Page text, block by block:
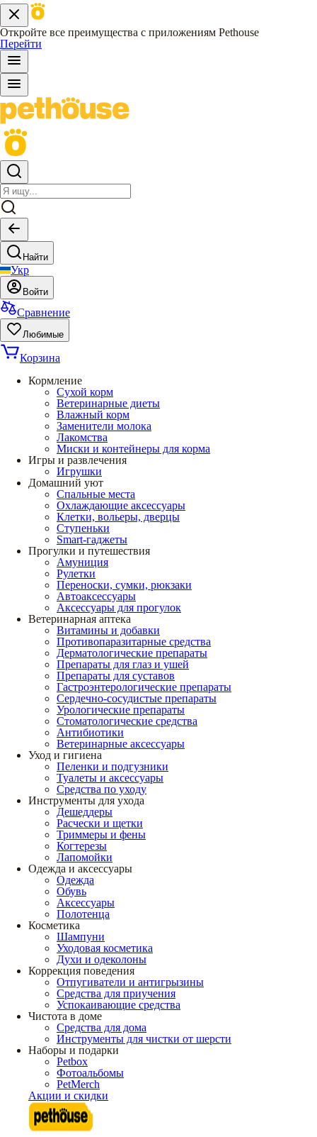
Откройте все преимущества с приложениям Pethouse
Перейти
Найти
Укр
Войти
Сравнение
Любимые
Корзина
Кормление
Сухой корм
Ветеринарные диеты
Влажный корм
Заменители молока
Лакомства
Миски и контейнеры для корма
Игры и развлечения
Игрушки
Домашний уют
Спальные места
Охлаждающие аксессуары
Клетки, вольеры, дверцы
Ступеньки
Smart-гаджеты
Прогулки и путешествия
Амуниция
Рулетки
Переноски, сумки, рюкзаки
Автоаксессуары
Аксессуары для прогулок
Ветеринарная аптека
Витамины и добавки
Противопаразитарные средства
Дерматологические препараты
Препараты для глаз и ушей
Препараты для суставов
Гастроэнтерологические препараты
Сердечно-сосудистые препараты
Урологические препараты
Стоматологические средства
Антибиотики
Ветеринарные аксессуары
Уход и гигиена
Пеленки и подгузники
Туалеты и аксессуары
Средства по уходу
Инструменты для ухода
Дешеддеры
Расчески и щетки
Триммеры и фены
Когтерезы
Лапомойки
Одежда и аксессуары
Одежда
Обувь
Аксессуары
Полотенца
Косметика
Шампуни
Уходовая косметика
Духи и одеколоны
Коррекция поведения
Отпугиватели и антигрызины
Средства для приучения
Успокаивающие средства
Чистота в доме
Средства для дома
Инструменты для чистки от шерсти
Наборы и подарки
Petbox
Фотоальбомы
PetMerch
Акции и скидки